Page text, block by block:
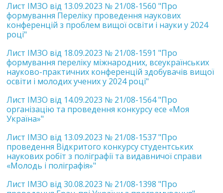
Лист ІМЗО від 13.09.2023 № 21/08-1560 "Про
формування Переліку проведення наукових
конференцій з проблем вищої освіти і науки у 2024
році"
Лист ІМЗО від 18.09.2023 № 21/08-1591 "Про
формування переліку міжнародних, всеукраїнських
науково-практичних конференцій здобувачів вищої
освіти і молодих учених у 2024 році"
Лист ІМЗО від 14.09.2023 № 21/08-1564 "Про
організацію та проведення конкурсу есе «Моя
Україна»"
Лист ІМЗО від 13.09.2023 № 21/08-1537 "Про
проведення Відкритого конкурсу студентських
наукових робіт з поліграфії та видавничої справи
«Молодь і поліграфія»"
Лист ІМЗО від 30.08.2023 № 21/08-1398 "Про